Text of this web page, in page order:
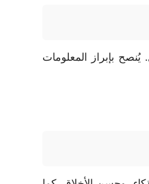
بإبراز المعلومات